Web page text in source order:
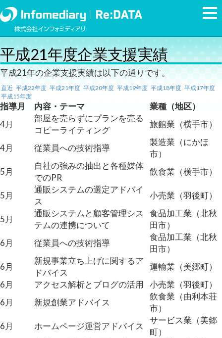
平成21年度企業支援実績
平成21年の企業支援実績は以下の通りです。
直近 平成22年度 平成21年度 平成20年度 平成19年度 平成18年度 平成17年度
平成15年度
指導月 内容・テーマ
業種（地区）
4月
部屋を売らずにプランを売る
コピーライティング
旅館業（横手市）
4月 従業員への技術指導
製造業（にかほ
市）
5月
自社の強みの抽出と各種媒体
でのPR
飲食業（横手市）
5月
通販システムの選定アドバイ
ス
小売業（羽後町）
5月
通販システムと顧客管理シス
テムの連携について
食品加工業（北秋
田市）
6月
従業員への技術指導
食品加工業（北秋
田市）
6月
新規事業立ち上げに関するア
ドバイス
運輸業（美郷町）
6月
アクセス解析とブログの活用
小売業（羽後町）
6月
新規創業アドバイス
飲食業（由利本荘
市）
6月
ホームページ運営アドバイス
サービス業（美郷
町）